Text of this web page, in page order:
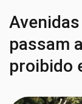
passam
proibido